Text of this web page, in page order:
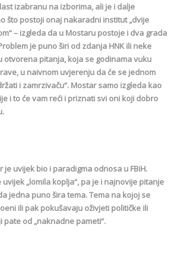
izabranu na izborima, ali je i dalje
što postoji onaj nakaradni institut „dvije
– izgleda da u Mostaru postoje i dva grada
je puno širi od zdanja HNK ili neke
otvorena pitanja, koja se godinama vuku
u naivnom uvjerenju da će se jednom
i zamrzivaču“. Mostar samo izgleda kao
i to će vam reći i priznati svi oni koji dobro
je uvijek bio i paradigma odnosa u FBiH.
„lomila koplja“, pa je i najnovije pitanje
jedna puno šira tema. Tema na kojoj se
ili pak pokušavaju oživjeti političke ili
od „naknadne pameti“.